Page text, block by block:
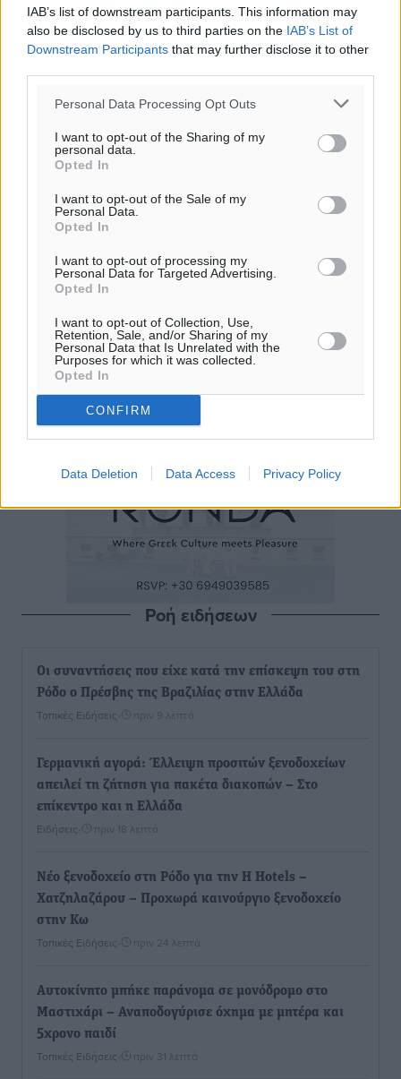
IAB’s list of downstream participants. This information may
also be disclosed by us to third parties on the IAB’s List of
Downstream Participants that may further disclose it to other
Personal Data Processing Opt Outs
I want to opt-out of the Sharing of my
personal data.
Opted In
I want to opt-out of the Sale of my
Personal Data.
Opted In
I want to opt-out of processing my
Personal Data for Targeted Advertising.
Opted In
I want to opt-out of Collection, Use,
Retention, Sale, and/or Sharing of my
Personal Data that Is Unrelated with the
Purposes for which it was collected.
Opted In
CONFIRM
Data Deletion Data Access Privacy Policy
Ροή ειδήσεων
Οι συναντήσεις που είχε κατά την επίσκεψη του στη
Ρόδο ο Πρέσβης της Βραζιλίας στην Ελλάδα
Τοπικές Ειδήσεις πριν 9 λεπτά
Γερμανική αγορά: Έλλειψη προσιτών ξενοδοχείων
απειλεί τη ζήτηση για πακέτα διακοπών – Στο
επίκεντρο και η Ελλάδα
Ειδήσεις πριν 18 λεπτά
Νέο ξενοδοχείο στη Ρόδο για την H Hotels –
Χατζηλαζάρου – Προχωρά καινούργιο ξενοδοχείο
στην Κω
Τοπικές Ειδήσεις πριν 24 λεπτά
Αυτοκίνητο μπήκε παράνομα σε μονόδρομο στο
Μαστιχάρι – Αναποδογύρισε όχημα με μητέρα και
5χρονο παιδί
Τοπικές Ειδήσεις πριν 31 λεπτά